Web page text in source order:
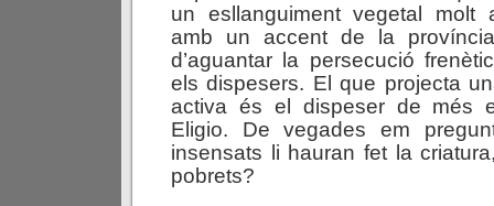
un esllanguiment vegetal molt
amb un accent de la
d’aguantar la persecució
els dispesers. El que projecta
activa és el dispeser de més
Eligio. De vegades em
insensats li hauran fet la
pobrets?